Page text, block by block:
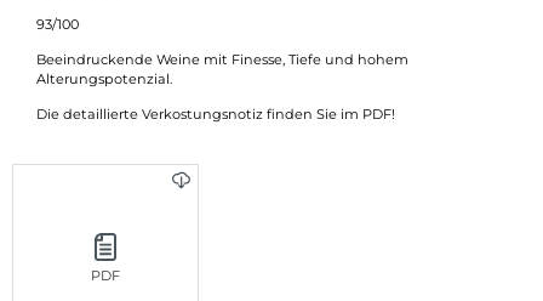
93/100
Beeindruckende Weine mit Finesse, Tiefe und hohem
Alterungspotenzial.
Die detaillierte Verkostungsnotiz finden Sie im PDF!
PDF